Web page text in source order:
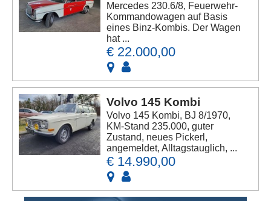
Mercedes 230.6/8, Feuerwehr-
Kommandowagen auf Basis
eines Binz-Kombis. Der Wagen
hat ...
€ 22.000,00
Volvo 145 Kombi
Volvo 145 Kombi, BJ 8/1970,
KM-Stand 235.000, guter
Zustand, neues Pickerl,
angemeldet, Alltagstauglich, ...
€ 14.990,00